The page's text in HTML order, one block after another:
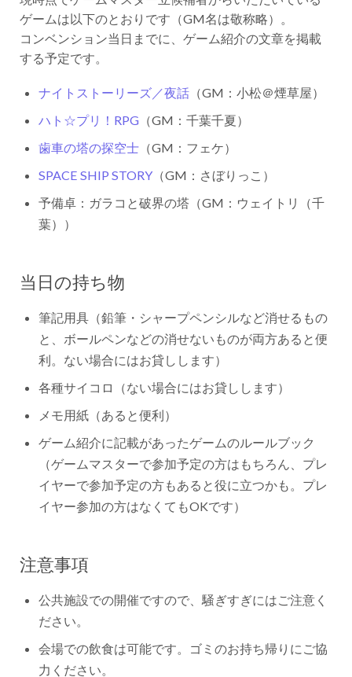
ゲームは以下のとおりです（GM名は敬称略）。
コンベンション当日までに、ゲーム紹介の文章を掲載
する予定です。
ナイトストーリーズ／夜話（GM：小松＠煙草屋）
ハト☆プリ！RPG （GM：千葉千夏）
歯車の塔の探空士（GM：フェケ）
SPACE SHIP STORY（GM：さぼりっこ）
予備卓：ガラコと破界の塔（GM：ウェイトリ（千
葉））
当日の持ち物
筆記用具（鉛筆・シャープペンシルなど消せるもの
と、ボールペンなどの消せないものが両方あると便
利。ない場合にはお貸しします）
各種サイコロ（ない場合にはお貸しします）
メモ用紙（あると便利）
ゲーム紹介に記載があったゲームのルールブック
（ゲームマスターで参加予定の方はもちろん、プレ
イヤーで参加予定の方もあると役に立つかも。プレ
イヤー参加の方はなくてもOKです）
注意事項
公共施設での開催ですので、騒ぎすぎにはご注意く
ださい。
会場での飲食は可能です。ゴミのお持ち帰りにご協
力ください。